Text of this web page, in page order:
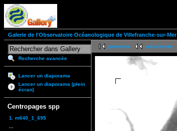
Galerie de l'Observatoire Océanologique de Villefranche-sur-Mer
Recherche avancée
Lancer un diaporama
Lancer un diaporama (plein
écran)
Centropages spp
1. m640_1_695
première précédente